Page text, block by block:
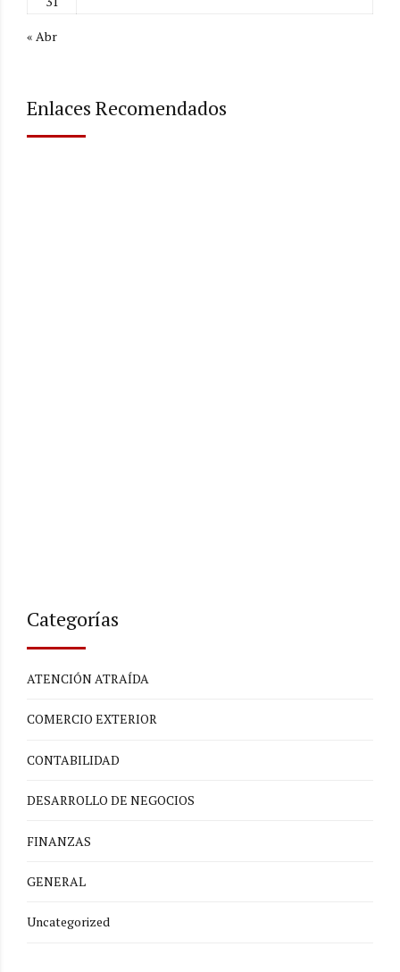
« Abr
Enlaces Recomendados
Categorías
ATENCIÓN ATRAÍDA
COMERCIO EXTERIOR
CONTABILIDAD
DESARROLLO DE NEGOCIOS
FINANZAS
GENERAL
Uncategorized